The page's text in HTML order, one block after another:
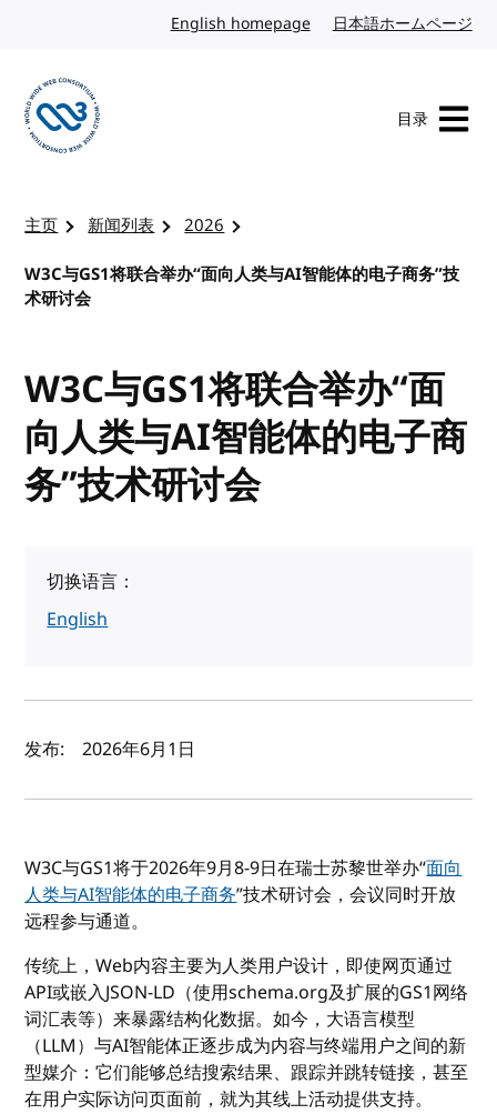
English homepage英文日本語ホームページ
目录
主页 新闻列表
2026
W3C与GS1将联合举办“面向人类与AI智能体的电子商务”技
术研讨会
W3C与GS1将联合举办“面
向人类与AI智能体的电子商
务”技术研讨会
切换语言：
English
作者及发布日期
发布: 2026年6月1日
W3C与GS1将于2026年9月8-9日在瑞士苏黎世举办“面向
人类与AI智能体的电子商务”技术研讨会，会议同时开放
远程参与通道。
传统上，Web内容主要为人类用户设计，即使网页通过
API或嵌入JSON-LD（使用schema.org及扩展的GS1网络
词汇表等）来暴露结构化数据。如今，大语言模型
（LLM）与AI智能体正逐步成为内容与终端用户之间的新
型媒介：它们能够总结搜索结果、跟踪并跳转链接，甚至
在用户实际访问页面前，就为其线上活动提供支持。